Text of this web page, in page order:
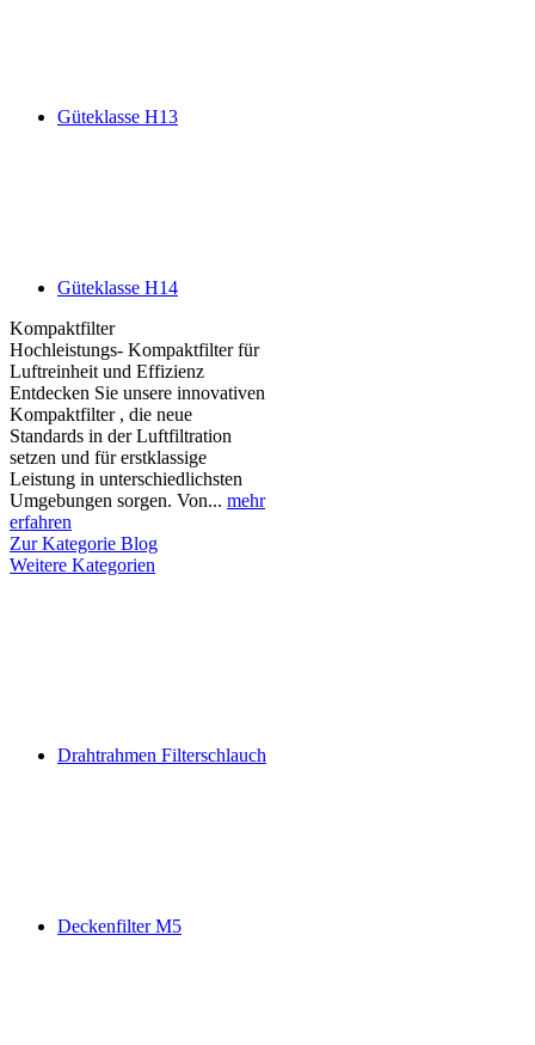
Güteklasse H13
Güteklasse H14
Kompaktfilter
Hochleistungs- Kompaktfilter für
Luftreinheit und Effizienz
Entdecken Sie unsere innovativen
Kompaktfilter , die neue
Standards in der Luftfiltration
setzen und für erstklassige
Leistung in unterschiedlichsten
Umgebungen sorgen. Von... mehr
erfahren
Zur Kategorie Blog
Weitere Kategorien
Drahtrahmen Filterschlauch
Deckenfilter M5